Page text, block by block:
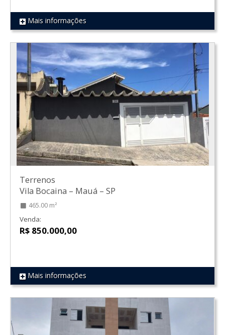
REF 331
Mais informações
REF 8
Terrenos
Vila Bocaina – Mauá – SP
465.00 m²
Venda:
R$ 850.000,00
Mais informações